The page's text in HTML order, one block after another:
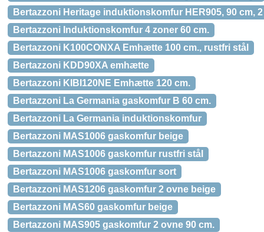
Bertazzoni Heritage induktionskomfur HER905, 90 cm,
Bertazzoni Induktionskomfur 4 zoner 60 cm.
Bertazzoni K100CONXA Emhætte 100 cm., rustfri stål
Bertazzoni KDD90XA emhætte
Bertazzoni KIBI120NE Emhætte 120 cm.
Bertazzoni La Germania gaskomfur B 60 cm.
Bertazzoni La Germania induktionskomfur
Bertazzoni MAS1006 gaskomfur beige
Bertazzoni MAS1006 gaskomfur rustfri stål
Bertazzoni MAS1006 gaskomfur sort
Bertazzoni MAS1206 gaskomfur 2 ovne beige
Bertazzoni MAS60 gaskomfur beige
Bertazzoni MAS905 gaskomfur 2 ovne 90 cm.